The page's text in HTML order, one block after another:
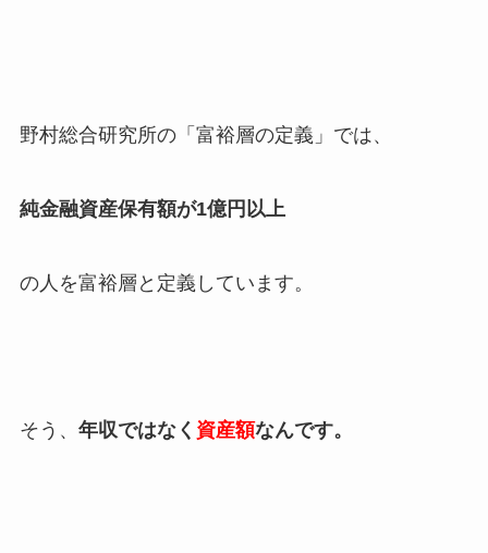
野村総合研究所の「富裕層の定義」では、
純金融資産保有額が1億円以上
の人を富裕層と定義しています。
そう、 年収ではなく 資産額なんです。